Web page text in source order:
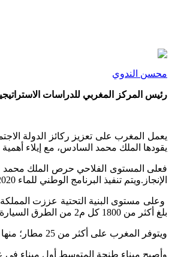
محسن الندوي
رئيس المركز المغربي للدراسات
يعمل المغرب على تعزيز ركائز الدولة
يقودها الملك محمد السادس، مع إيلاء
الإنجاز.ويتم تنفيذ البرنامج الوطني للماء 2020 -2027م.
وعلى مستوى البنية التحتية عززت
بلغ أكثر من 1800 كل م2 من الطرق السيارة، وطموح المغرب تمكينه من التوفر على شبكة طرقية سيّارة يناهز طولها 3000 كلم في أفق 2030م.
ويتوفر المغرب على أكثر من 25 مطار؛ منها 19 مطارا دوليا، تصل طاقتها الإجمالية إلى 40 مليون مسافر سنويا، أهمها مطار محمد الخامس الدولي بالدار البيضاء والذي يعتبر أكبر محور بين أوروبا وإفريقيا.
وأصبح ميناء طنجة المتوسط أول ميناء في